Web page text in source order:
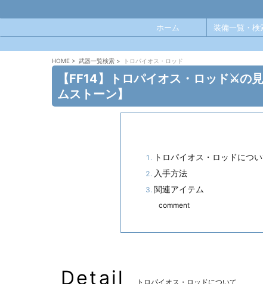
ホーム 装備一覧・
HOME > 武器一覧検索 > トロパイオス・ロッド
【FF14】トロパイオス・ロッド⚔️の
ムストーン】
トロパイオス・ロッドにつ
入手方法
関連アイテム
comment
Detail トロパイオス・ロッドについて